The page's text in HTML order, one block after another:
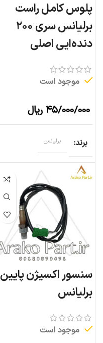
پلوس کامل راست
برلیانس سری ۲۰۰
دنده‌ایی اصلی
موجود است
۴۵/۰۰۰/۰۰۰ ریال
برند برلیانس
سنسور اکسیژن پایین
برلیانس
موجود است